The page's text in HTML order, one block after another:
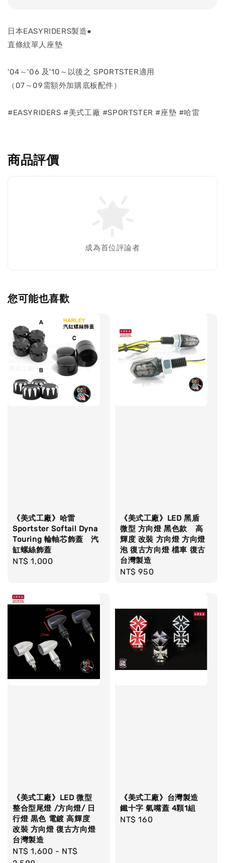
日本EASYRIDERS製造●
直條紋單人座墊
'04～'06 及'10～以後之 SPORTSTER適用
（07～09需額外加購底板配件）
#EASYRIDERS #美式工廠 #SPORTSTER #座墊 #哈雷
商品評價
成為首位評論者
您可能也喜歡
《美式工廠》哈雷
Sportster Softail Dyna
Touring 輪軸芯飾蓋 汽
缸螺絲飾蓋
Regular
NT$ 1,000
《美式工廠》LED 黑盾
微型 方向燈 黑色款 高
輝度 改裝 方向燈 方向燈
泡 復古方向燈 檔車 復古
台灣製造
Regular
NT$ 950
《美式工廠》LED 微型
整合型尾燈 /方向燈/ 日
行燈 黒色 電鍍 高輝度
改裝 方向燈 復古方向燈
台灣製造
Regular
NT$ 1,600 - NT$
《美式工廠》台灣製造
鐵十字 氣嘴蓋 4顆1組
Regular
NT$ 160